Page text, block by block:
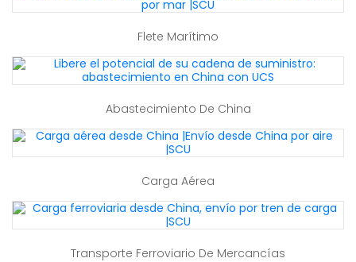
Flete Marítimo
Abastecimiento De China
Carga Aérea
Transporte Ferroviario De Mercancías